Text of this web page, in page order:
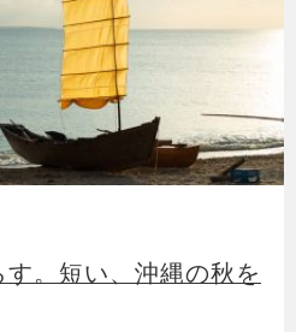
。短い、沖縄の秋を